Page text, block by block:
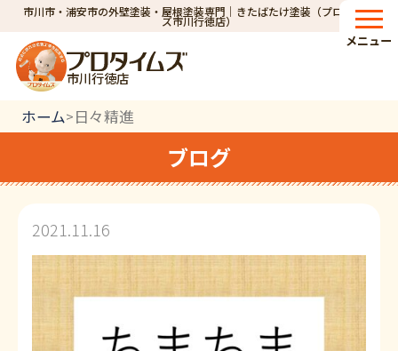
市川市・浦安市の外壁塗装・屋根塗装専門｜きたばたけ塗装（プロタイム
ズ市川行徳店）
市川行徳店
メニュー
ホーム>日々精進
ブログ
2021.11.16